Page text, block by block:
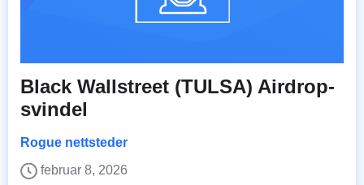
Black Wallstreet (TULSA) Airdrop-
svindel
Rogue nettsteder
februar 8, 2026